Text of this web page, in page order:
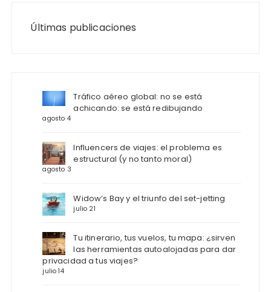
Últimas publicaciones
Tráfico aéreo global: no se está
achicando: se está redibujando
agosto 4
Influencers de viajes: el problema es
estructural (y no tanto moral)
agosto 3
Widow’s Bay y el triunfo del set-jetting
julio 21
Tu itinerario, tus vuelos, tu mapa: ¿sirven
las herramientas autoalojadas para dar
privacidad a tus viajes?
julio 14